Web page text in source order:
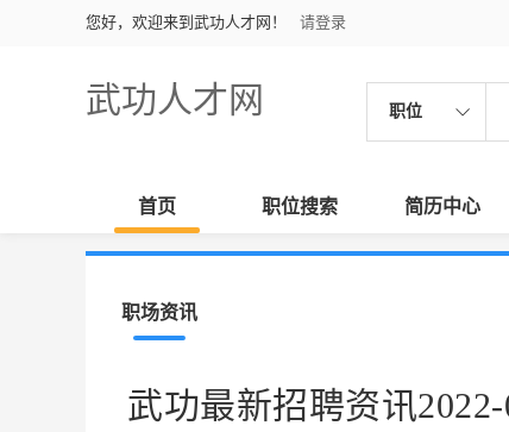
您好，欢迎来到武功人才网！ 请登录
武功人才网 职位
首页 职位搜索 简历中心
职场资讯
武功最新招聘资讯2022-